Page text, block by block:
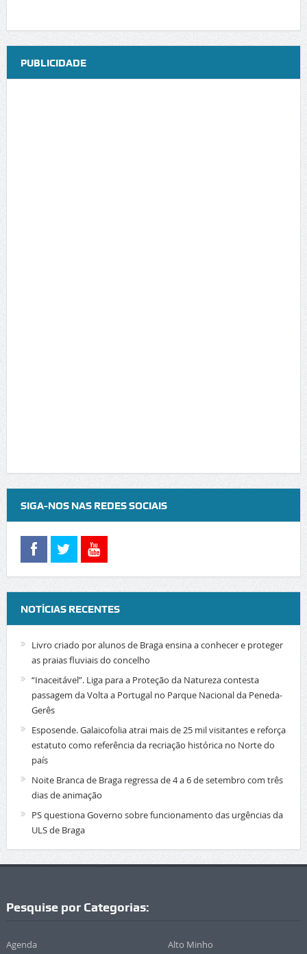
PUBLICIDADE
SIGA-NOS NAS REDES SOCIAIS
NOTÍCIAS RECENTES
Livro criado por alunos de Braga ensina a conhecer e proteger
as praias fluviais do concelho
“Inaceitável”. Liga para a Proteção da Natureza contesta
passagem da Volta a Portugal no Parque Nacional da Peneda-
Gerês
Esposende. Galaicofolia atrai mais de 25 mil visitantes e reforça
estatuto como referência da recriação histórica no Norte do
país
Noite Branca de Braga regressa de 4 a 6 de setembro com três
dias de animação
PS questiona Governo sobre funcionamento das urgências da
ULS de Braga
Pesquise por Categorias:
Agenda Alto Minho